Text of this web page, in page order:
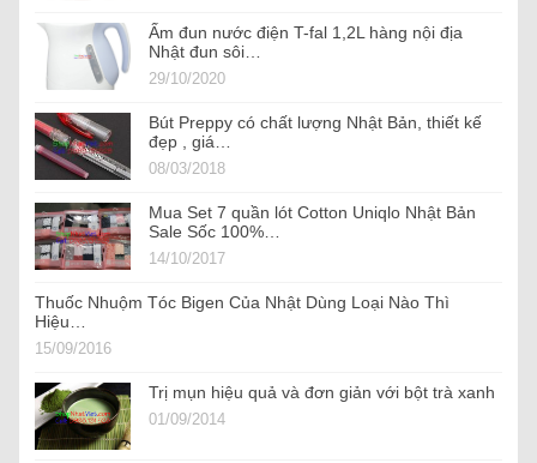
Ấm đun nước điện T-fal 1,2L hàng nội địa
Nhật đun sôi…
29/10/2020
Bút Preppy có chất lượng Nhật Bản, thiết kế
đẹp , giá…
08/03/2018
Mua Set 7 quần lót Cotton Uniqlo Nhật Bản
Sale Sốc 100%…
14/10/2017
Thuốc Nhuộm Tóc Bigen Của Nhật Dùng Loại Nào Thì
Hiệu…
15/09/2016
Trị mụn hiệu quả và đơn giản với bột trà xanh
01/09/2014